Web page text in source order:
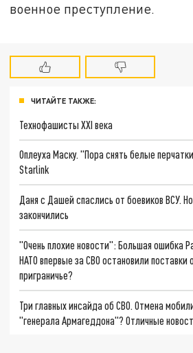
военное преступление.
ЧИТАЙТЕ ТАКЖЕ:
Технофашисты XXI века
Оплеуха Маску. "Пора снять белые
Starlink
Даня с Дашей спаслись от боевиков ВСУ.
закончились
"Очень плохие новости": Большая ошибка
НАТО впервые за СВО остановили поставки
приграничье?
Три главных инсайда об СВО. Отмена
"генерала Армагеддона"? Отличные